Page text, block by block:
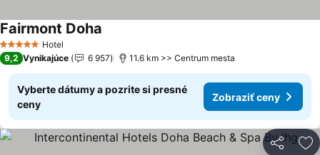
5 Počet hviezdičiek
Hotel
Fairmont Doha
9,2 Vynikajúce 6 957 11.6 km >> Centrum mesta
Vyberte dátumy a pozrite si presné
ceny
Zobraziť ceny
Zdieľať